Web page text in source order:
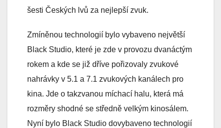
šesti Českých lvů za nejlepší zvuk.
Zmíněnou technologií bylo vybaveno největší
Black Studio, které je zde v provozu dvanáctým
rokem a kde se již dříve pořizovaly zvukové
nahrávky v 5.1 a 7.1 zvukových kanálech pro
kina. Jde o takzvanou míchací halu, která má
rozměry shodné se středně velkým kinosálem.
Nyní bylo Black Studio dovybaveno technologií